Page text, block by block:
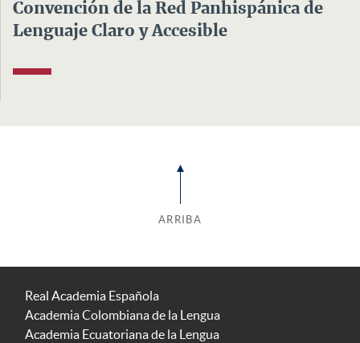
Convención de la Red Panhispánica de
Lenguaje Claro y Accesible
ARRIBA
Real Academia Española
Academia Colombiana de la Lengua
Academia Ecuatoriana de la Lengua